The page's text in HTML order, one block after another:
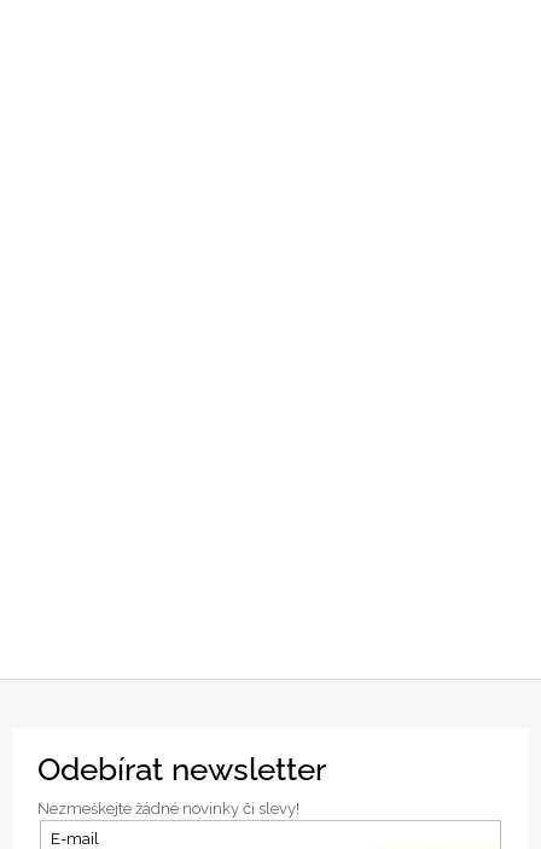
Odebírat newsletter
Nezmeškejte žádné novinky či slevy!
E-mail